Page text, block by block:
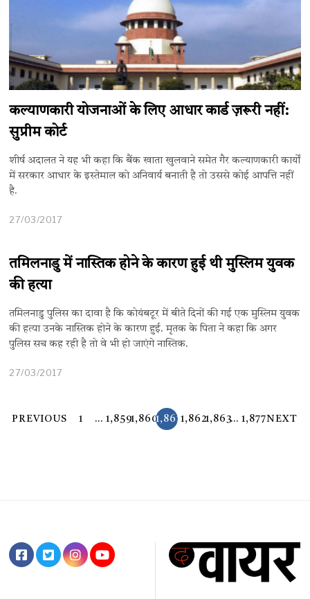
कल्याणकारी योजनाओं के लिए आधार कार्ड ज़रूरी नहीं:
सुप्रीम कोर्ट
शीर्ष अदालत ने यह भी कहा कि बैंक खाता खुलवाने समेत गैर कल्याणकारी कार्यों
में सरकार आधार के इस्तेमाल को अनिवार्य बनाती है तो उससे कोई आपत्ति नहीं
है.
27/03/2017
तमिलनाडु में नास्तिक होने के कारण हुई थी मुस्लिम युवक
की हत्या
तमिलनाडु पुलिस का दावा है कि कोयंबटूर में बीते दिनों की गई एक मुस्लिम युवक
की हत्या उनके नास्तिक होने के कारण हुई. मृतक के पिता ने कहा कि अगर
पुलिस सच कह रही है तो वे भी हो जाएंगे नास्तिक.
27/03/2017
PREVIOUS 1 … 1,8591,8601,8611,8621,863… 1,877NEXT